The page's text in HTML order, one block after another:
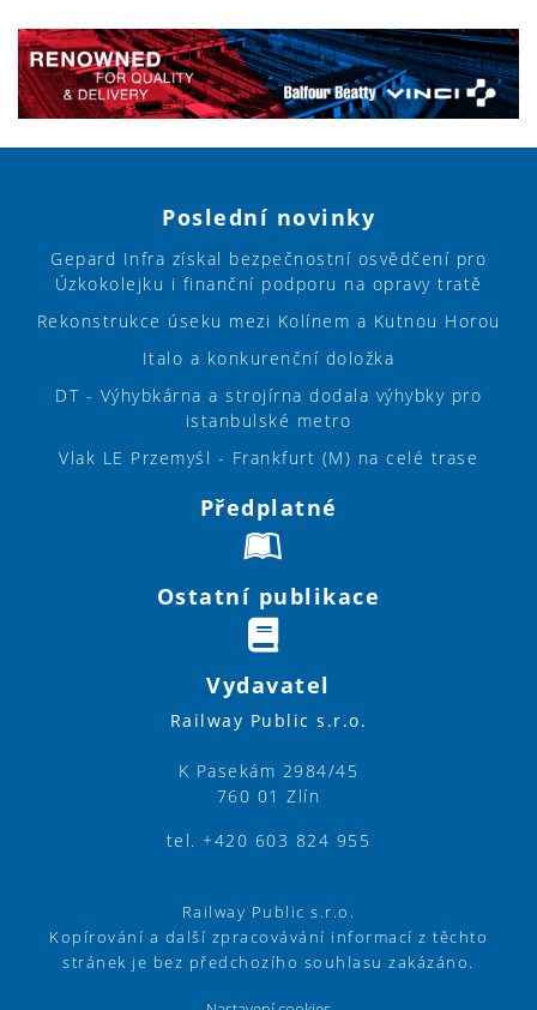
Poslední novinky
Gepard Infra získal bezpečnostní osvědčení pro
Úzkokolejku i finanční podporu na opravy tratě
Rekonstrukce úseku mezi Kolínem a Kutnou Horou
Italo a konkurenční doložka
DT - Výhybkárna a strojírna dodala výhybky pro
istanbulské metro
Vlak LE Przemyśl - Frankfurt (M) na celé trase
Předplatné
Ostatní publikace
Vydavatel
Railway Public s.r.o.
K Pasekám 2984/45
760 01 Zlín
tel. +420 603 824 955
Railway Public s.r.o.
Kopírování a další zpracovávání informací z těchto
stránek je bez předchozího souhlasu zakázáno.